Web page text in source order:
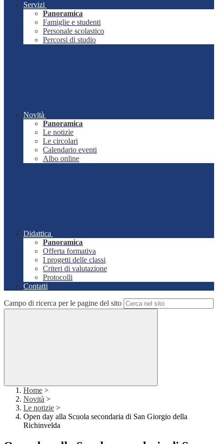
Servizi
Panoramica
Famiglie e studenti
Personale scolastico
Percorsi di studio
Novità
Panoramica
Le notizie
Le circolari
Calendario eventi
Albo online
Didattica
Panoramica
Offerta formativa
I progetti delle classi
Criteri di valutazione
Protocolli
Contatti
Campo di ricerca per le pagine del sito
Home >
Novità >
Le notizie >
Open day alla Scuola secondaria di San Giorgio della
Richinvelda